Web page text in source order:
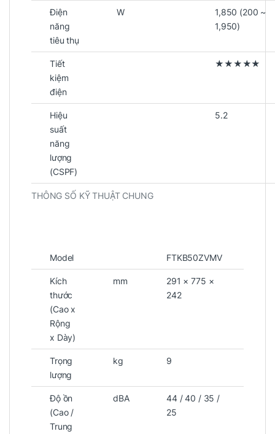
THÔNG SỐ KỸ THUẬT CHUNG
Điện
năng
tiêu thụ
W
1,850 (200 ~
1,950)
Tiết
kiệm
điện
★★★★★
Hiệu
suất
năng
lượng
(CSPF)
5.2
Model FTKB50ZVMV
Kích
thước
(Cao x
Rộng
x Dày)
mm
291 × 775 ×
242
Trọng
lượng
kg 9
Độ ồn
(Cao /
Trung
dBA
44 / 40 / 35 /
25